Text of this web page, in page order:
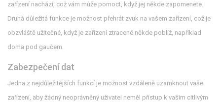
zařízení nachází, což vám může pomoct, když jej někde zapomenete.
Druhá důležitá funkce je možnost přehrát zvuk na vašem zařízení, což je
obzvláště užitečné, když je zařízení ztracené někde poblíž, například
doma pod gaučem.
Zabezpečení dat
Jedna z nejdůležitějších funkcí je možnost vzdáleně uzamknout vaše
zařízení, aby žádný neoprávněný uživatel neměl přístup k vašim citlivým